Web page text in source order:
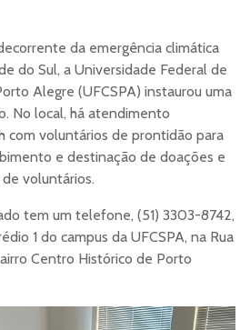
da emergência climática
do Sul, a Universidade Federal de
Alegre (UFCSPA) instaurou uma
No local, há atendimento
com voluntários de prontidão para
e destinação de doações e
voluntários.
tem um telefone, (51) 3303-8742,
1 do campus da UFCSPA, na Rua
Centro Histórico de Porto